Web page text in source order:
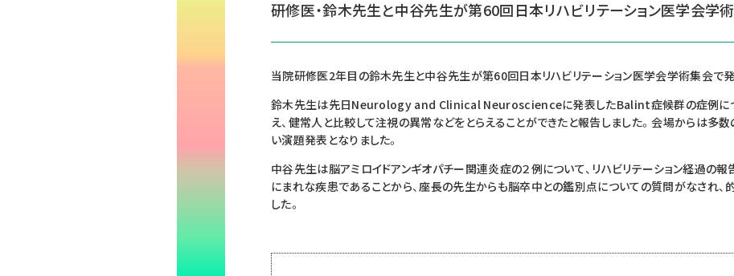
当院研修医2年目の鈴木先生と中谷先生が第60回日本リハビリテーション医学会学術集会で発
鈴木先生は先日Neurology and Clinical Neuroscienceに発表したBalint症候群の症例に
え、健常人と比較して注視の異常などをとらえることができたと報告しました。会場からは多
い演題発表となりました。
中谷先生は脳アミロイドアンギオパチー関連炎症の２例について、リハビリテーション経過の報
にまれな疾患であることから、座長の先生からも脳卒中との鑑別点についての質問がなされ、
した。